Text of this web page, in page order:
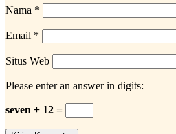
Nama *
Email *
Situs Web
Please enter an answer in digits:
seven + 12 =